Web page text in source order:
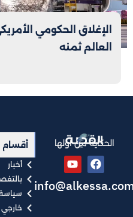
الإغلاق الحكومي
العالم ثمنه
الحكاية من أولها أقسام
أخبار
خارجي